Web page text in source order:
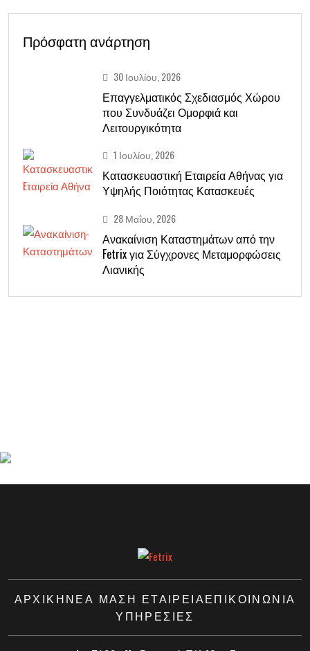
Πρόσφατη ανάρτηση
30 Ιουλίου, 2026
Επαγγελματικός Σχεδιασμός Χώρου
που Συνδυάζει Ομορφιά και
Λειτουργικότητα
1 Ιουλίου, 2026
Κατασκευαστική Εταιρεία Αθήνας για
Υψηλής Ποιότητας Κατασκευές
28 Μαΐου, 2026
Ανακαίνιση Καταστημάτων από την
Fetrix για Σύγχρονες Μεταμορφώσεις
Λιανικής
ΑΡΧΙΚΗΝΈΑ ΜΑΣΗ ΕΤΑΙΡΕΙΑΕΠΙΚΟΙΝΩΝΙΑ
ΥΠΗΡΕΣΙΕΣ